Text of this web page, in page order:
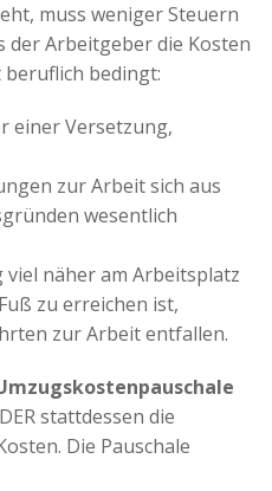
muss weniger Steuern
der Arbeitgeber die Kosten
beruflich bedingt:
einer Versetzung,
zur Arbeit sich aus
wesentlich
näher am Arbeitsplatz
zu erreichen ist,
zur Arbeit entfallen.
stattdessen die
Die Pauschale